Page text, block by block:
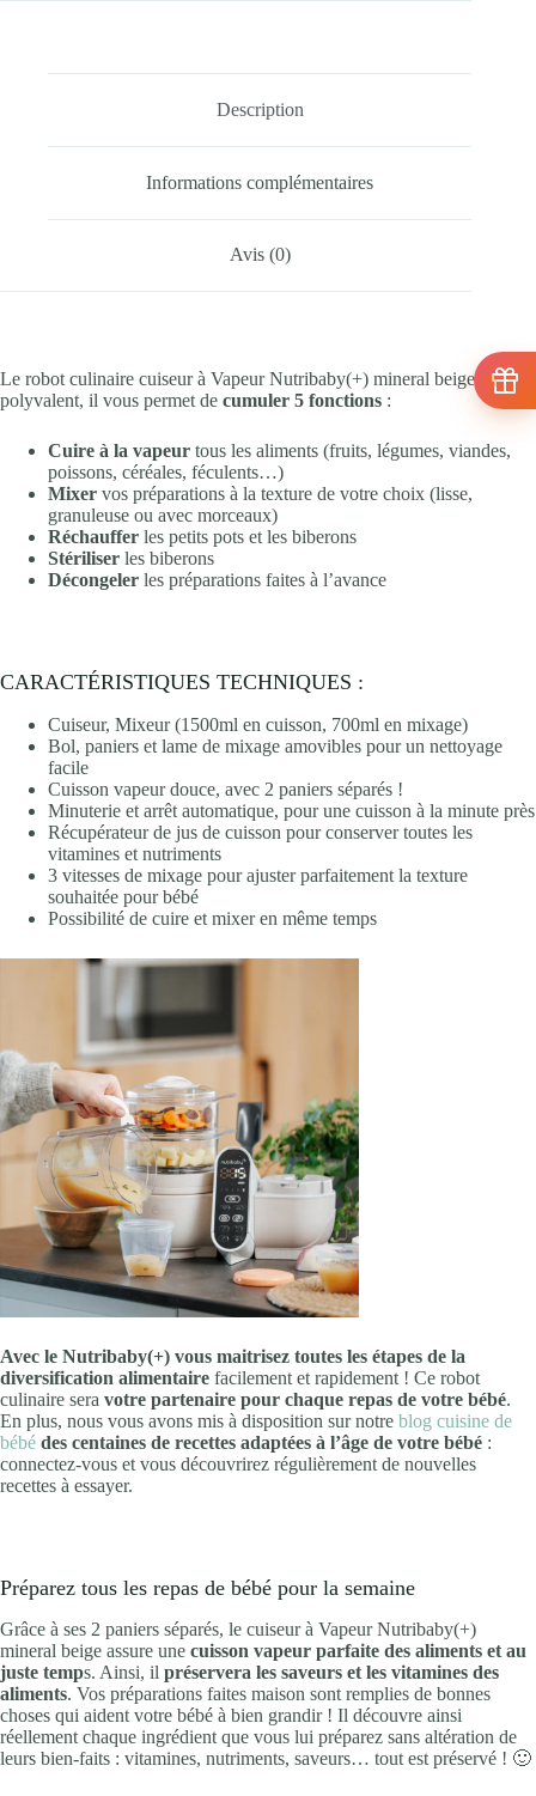
Description
Informations complémentaires
Avis (0)
Le robot culinaire cuiseur à Vapeur Nutribaby(+) mineral beige est
polyvalent, il vous permet de cumuler 5 fonctions :
Cuire à la vapeur tous les aliments (fruits, légumes, viandes,
poissons, céréales, féculents…)
Mixer vos préparations à la texture de votre choix (lisse,
granuleuse ou avec morceaux)
Réchauffer les petits pots et les biberons
Stériliser les biberons
Décongeler les préparations faites à l’avance
CARACTÉRISTIQUES TECHNIQUES :
Cuiseur, Mixeur (1500ml en cuisson, 700ml en mixage)
Bol, paniers et lame de mixage amovibles pour un nettoyage
facile
Cuisson vapeur douce, avec 2 paniers séparés !
Minuterie et arrêt automatique, pour une cuisson à la minute près
Récupérateur de jus de cuisson pour conserver toutes les
vitamines et nutriments
3 vitesses de mixage pour ajuster parfaitement la texture
souhaitée pour bébé
Possibilité de cuire et mixer en même temps
Avec le Nutribaby(+) vous maitrisez toutes les étapes de la
diversification alimentaire facilement et rapidement ! Ce robot
culinaire sera votre partenaire pour chaque repas de votre bébé.
En plus, nous vous avons mis à disposition sur notre blog cuisine de
bébé des centaines de recettes adaptées à l’âge de votre bébé :
connectez-vous et vous découvrirez régulièrement de nouvelles
recettes à essayer.
Préparez tous les repas de bébé pour la semaine
Grâce à ses 2 paniers séparés, le cuiseur à Vapeur Nutribaby(+)
mineral beige assure une cuisson vapeur parfaite des aliments et au
juste temps. Ainsi, il préservera les saveurs et les vitamines des
aliments. Vos préparations faites maison sont remplies de bonnes
choses qui aident votre bébé à bien grandir ! Il découvre ainsi
réellement chaque ingrédient que vous lui préparez sans altération de
leurs bien-faits : vitamines, nutriments, saveurs… tout est préservé ! 🙂